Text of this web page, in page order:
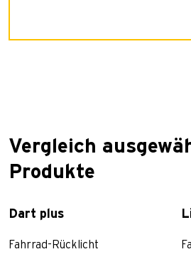
Vergleich
Produkte
Dart plus
Fahrrad-Rücklicht